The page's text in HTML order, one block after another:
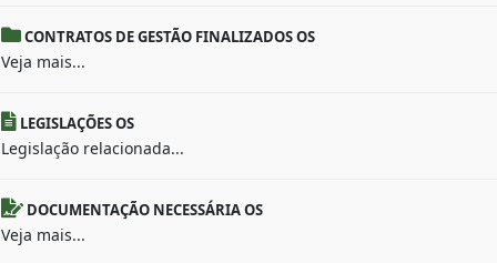
CONTRATOS DE GESTÃO FINALIZADOS OS
Veja mais...
LEGISLAÇÕES OS
Legislação relacionada...
DOCUMENTAÇÃO NECESSÁRIA OS
Veja mais...